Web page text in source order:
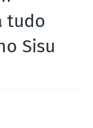
tudo
Sisu